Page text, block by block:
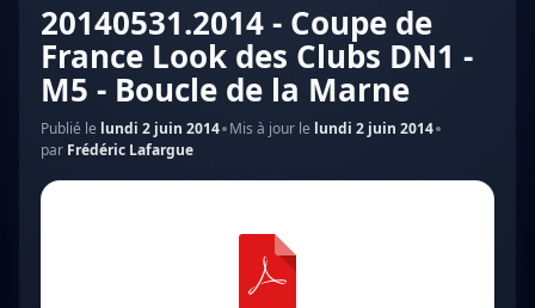
20140531.2014 - Coupe de
France Look des Clubs DN1 -
M5 - Boucle de la Marne
Publié le lundi 2 juin 2014 Mis à jour le lundi 2 juin 2014
par Frédéric Lafargue